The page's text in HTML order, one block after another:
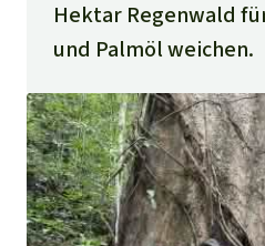
Hektar Regenwald
und Palmöl weichen.